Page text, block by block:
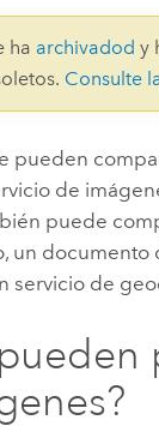
ha archivadod y
Consulte
pueden
de
puede
un documento
servicio de